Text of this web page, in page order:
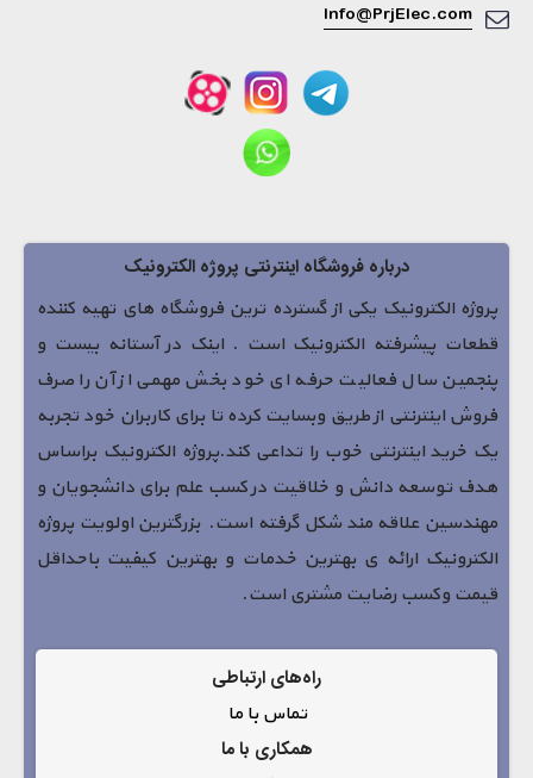
Info@PrjElec.com
درباره فروشگاه اینترنتی پروژه الکترونیک
پروژه الکترونیک یکی از گسترده ترین فروشگاه های تهیه کننده
قطعات پیشرفته الکترونیک است . اینک در آستانه بیست و
پنجمین سال فعالیت حرفه ای خود بخش مهمی از آن را صرف
فروش اینترنتی از طریق وبسایت کرده تا برای کاربران خود تجربه
یک خرید اینترنتی خوب را تداعی کند.پروژه الکترونیک براساس
هدف توسعه دانش و خلاقیت در کسب علم برای دانشجویان و
مهندسین علاقه مند شکل گرفته است. بزرگترین اولویت پروژه
الکترونیک ارائه ی بهترین خدمات و بهترین کیفیت باحداقل
قیمت وکسب رضایت مشتری است.
راه‌های ارتباطی
تماس با ما
همکاری با ما